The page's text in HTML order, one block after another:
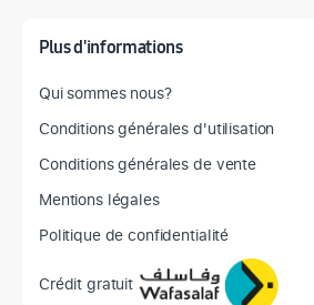
Plus d'informations
Qui sommes nous?
Conditions générales d'utilisation
Conditions générales de vente
Mentions légales
Politique de confidentialité
Crédit gratuit